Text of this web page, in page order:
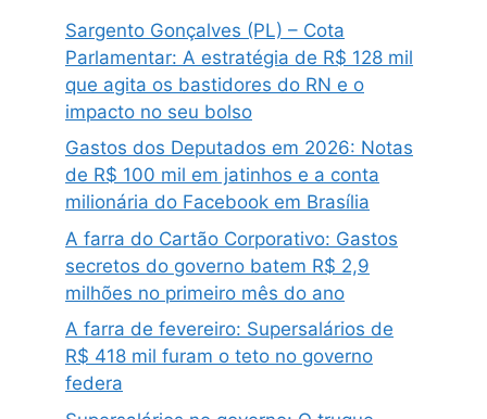
Sargento Gonçalves (PL) – Cota
Parlamentar: A estratégia de R$ 128 mil
que agita os bastidores do RN e o
impacto no seu bolso
Gastos dos Deputados em 2026: Notas
de R$ 100 mil em jatinhos e a conta
milionária do Facebook em Brasília
A farra do Cartão Corporativo: Gastos
secretos do governo batem R$ 2,9
milhões no primeiro mês do ano
A farra de fevereiro: Supersalários de
R$ 418 mil furam o teto no governo
federa